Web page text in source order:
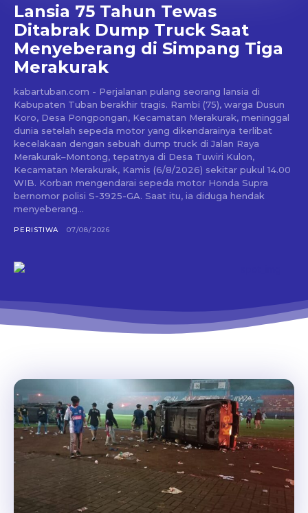
Lansia 75 Tahun Tewas
Ditabrak Dump Truck Saat
Menyeberang di Simpang Tiga
Merakurak
kabartuban.com - Perjalanan pulang seorang lansia di
Kabupaten Tuban berakhir tragis. Rambi (75), warga Dusun
Koro, Desa Pongpongan, Kecamatan Merakurak, meninggal
dunia setelah sepeda motor yang dikendarainya terlibat
kecelakaan dengan sebuah dump truck di Jalan Raya
Merakurak–Montong, tepatnya di Desa Tuwiri Kulon,
Kecamatan Merakurak, Kamis (6/8/2026) sekitar pukul 14.00
WIB. Korban mengendarai sepeda motor Honda Supra
bernomor polisi S-3925-GA. Saat itu, ia diduga hendak
menyeberang...
PERISTIWA 07/08/2026